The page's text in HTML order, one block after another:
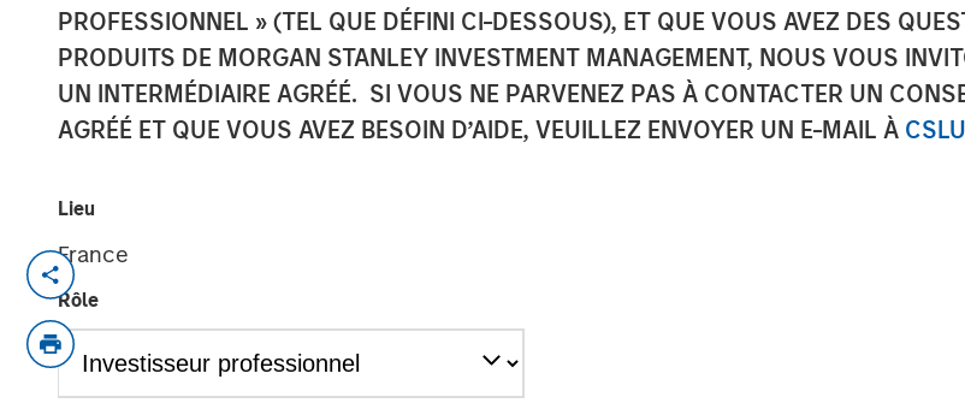
PROFESSIONNEL » (TEL QUE DÉFINI CI-DESSOUS), ET QUE VOUS AVEZ DES
PRODUITS DE MORGAN STANLEY INVESTMENT MANAGEMENT, NOUS VOUS
UN INTERMÉDIAIRE AGRÉÉ. SI VOUS NE PARVENEZ PAS À CONTACTER UN
AGRÉÉ ET QUE VOUS AVEZ BESOIN D’AIDE, VEUILLEZ ENVOYER UN E-MAIL À
Lieu
France
Rôle
21 NOVEMBRE 2017
“MSEP”), part of Morgan Stanley Investment Management, and Houston, Texas-
based Durango Investment Holdings LLC (“Durango Midstream” or the